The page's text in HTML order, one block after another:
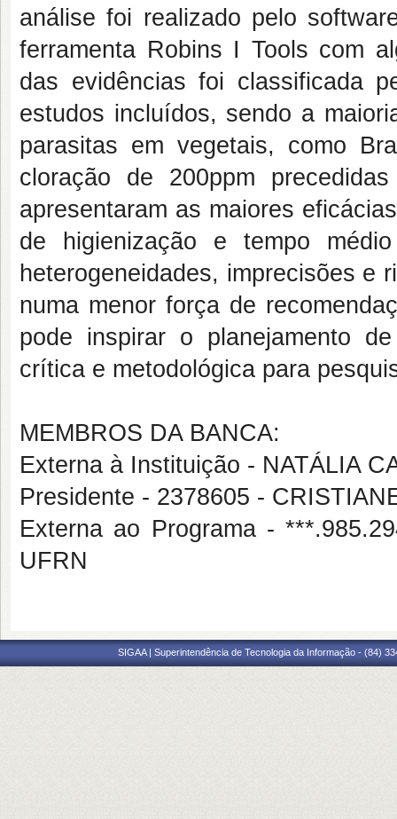
análise foi realizado pelo
ferramenta Robins I Tools com
das evidências foi classificada
estudos incluídos, sendo a
parasitas em vegetais, como
cloração de 200ppm
apresentaram as maiores
de higienização e tempo
heterogeneidades, imprecisões e
numa menor força de
pode inspirar o planejamento
crítica e metodológica para
MEMBROS DA BANCA:
Externa à Instituição - NATÁLIA
Presidente - 2378605 -
Externa ao Programa -
UFRN
SIGAA | Superintendência de Tecnologia da Informação - (84)